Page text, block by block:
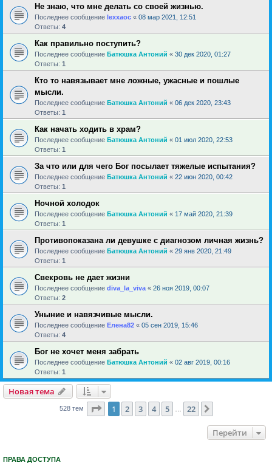
Не знаю, что мне делать со своей жизнью.
Последнее сообщение lexxaoc « 08 мар 2021, 12:51
Ответы: 4
Как правильно поступить?
Последнее сообщение Батюшка Антоний « 30 дек 2020, 01:27
Ответы: 1
Кто то навязывает мне ложные, ужасные и пошлые
мысли.
Последнее сообщение Батюшка Антоний « 06 дек 2020, 23:43
Ответы: 1
Как начать ходить в храм?
Последнее сообщение Батюшка Антоний « 01 июл 2020, 22:53
Ответы: 1
За что или для чего Бог посылает тяжелые испытания?
Последнее сообщение Батюшка Антоний « 22 июн 2020, 00:42
Ответы: 1
Ночной холодок
Последнее сообщение Батюшка Антоний « 17 май 2020, 21:39
Ответы: 1
Противопоказана ли девушке с диагнозом личная жизнь?
Последнее сообщение Батюшка Антоний « 29 янв 2020, 21:49
Ответы: 1
Свекровь не дает жизни
Последнее сообщение diva_la_viva « 26 ноя 2019, 00:07
Ответы: 2
Уныние и навязчивые мысли.
Последнее сообщение Елена82 « 05 сен 2019, 15:46
Ответы: 4
Бог не хочет меня забрать
Последнее сообщение Батюшка Антоний « 02 авг 2019, 00:16
Ответы: 1
Новая тема
528 тем Страница из 22
1 2 3 4 5 22
Перейти
ПРАВА ДОСТУПА